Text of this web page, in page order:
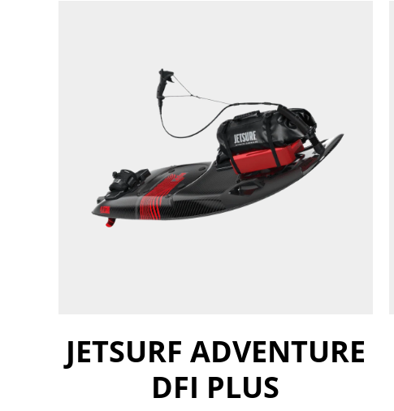
JETSURF ADVENTURE
DFI PLUS